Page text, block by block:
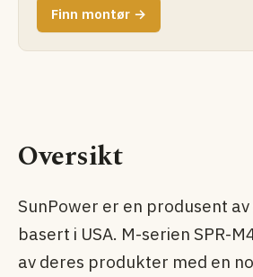
Finn montør →
Oversikt
SunPower er en produsent
basert i USA. M-serien SPR-
av deres produkter med en